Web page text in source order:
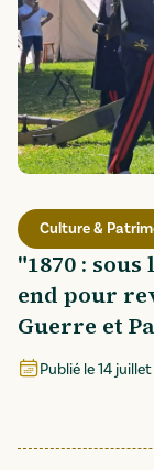
Culture &
"1870 :
end pour
Guerre et
Publié le14